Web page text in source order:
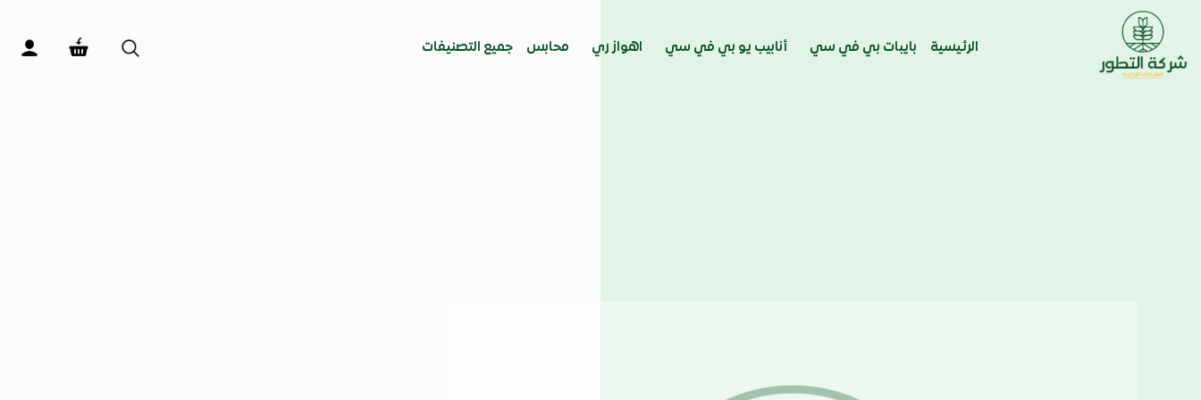
الرئيسية بايبات بي في سي أنابيب يو بي في سي اهواز ري محابس جميع التصنيفات